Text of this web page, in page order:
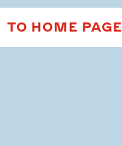
TO HOME PAGE